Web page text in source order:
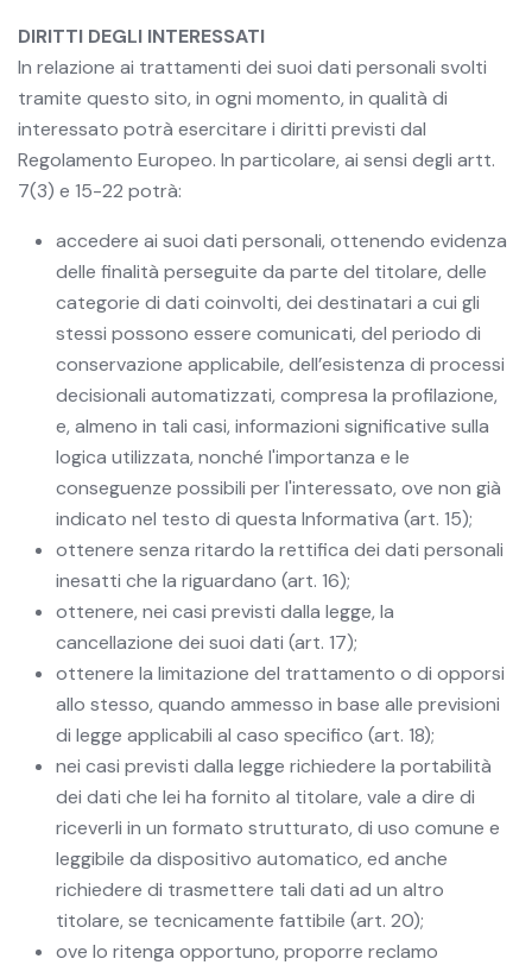
DIRITTI DEGLI INTERESSATI
In relazione ai trattamenti dei suoi dati personali svolti
tramite questo sito, in ogni momento, in qualità di
interessato potrà esercitare i diritti previsti dal
Regolamento Europeo. In particolare, ai sensi degli artt.
7(3) e 15-22 potrà:
accedere ai suoi dati personali, ottenendo evidenza
delle finalità perseguite da parte del titolare, delle
categorie di dati coinvolti, dei destinatari a cui gli
stessi possono essere comunicati, del periodo di
conservazione applicabile, dell’esistenza di processi
decisionali automatizzati, compresa la profilazione,
e, almeno in tali casi, informazioni significative sulla
logica utilizzata, nonché l'importanza e le
conseguenze possibili per l'interessato, ove non già
indicato nel testo di questa Informativa (art. 15);
ottenere senza ritardo la rettifica dei dati personali
inesatti che la riguardano (art. 16);
ottenere, nei casi previsti dalla legge, la
cancellazione dei suoi dati (art. 17);
ottenere la limitazione del trattamento o di opporsi
allo stesso, quando ammesso in base alle previsioni
di legge applicabili al caso specifico (art. 18);
nei casi previsti dalla legge richiedere la portabilità
dei dati che lei ha fornito al titolare, vale a dire di
riceverli in un formato strutturato, di uso comune e
leggibile da dispositivo automatico, ed anche
richiedere di trasmettere tali dati ad un altro
titolare, se tecnicamente fattibile (art. 20);
ove lo ritenga opportuno, proporre reclamo